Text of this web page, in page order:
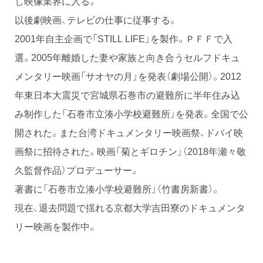
以後劇映画、テレビの仕事に従事する。
2001年自主企画で「STILL LIFE」を製作。ＰＦＦで入
選。2005年離婚した妻や家族と向き合うセルフドキュ
メンタリー映画「サオヤの月」を発表（劇場公開）。2012
年東日本大震災で宮城県石巻市の避難所に半年住み込
み制作した「石巻市立湊小学校避難所」を発表。全国で公
開された。また台湾ドキュメンタリー映画祭、ドバイ映
画祭に招待された。映画「菊とギロチン」（2018年瀬々敬
久監督作品）プロデューサー。
著書に「石巻市立湊小学校避難所」（竹書房新書）。
現在、退去問題で揺れる京都大学吉田寮のドキュメンタ
リー映画を製作中。